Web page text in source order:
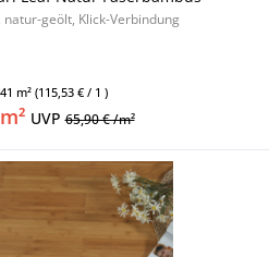
geölt, Klick-Verbindung
m² (115,53 € / 1 )
UVP65,90 € /m²